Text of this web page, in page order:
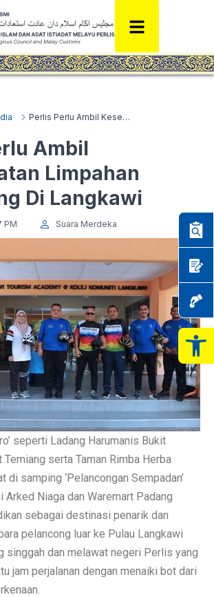
Perlis Perlu Ambil Kesempatan Limpahan Pelancong Di Langkawi
Ambil
Limpahan
Di Langkawi
PM Suara Merdeka
seperti Ladang Harumanis Bukit
Temiang serta Taman Rimba Herba
di samping ‘Pelancongan Sempadan’
Arked Niaga dan Waremart Padang
sebagai destinasi penarik dan
pelancong luar ke Pulau Langkawi
singgah dan melawat negeri Perlis yang
jam perjalanan dengan menaiki bot dari